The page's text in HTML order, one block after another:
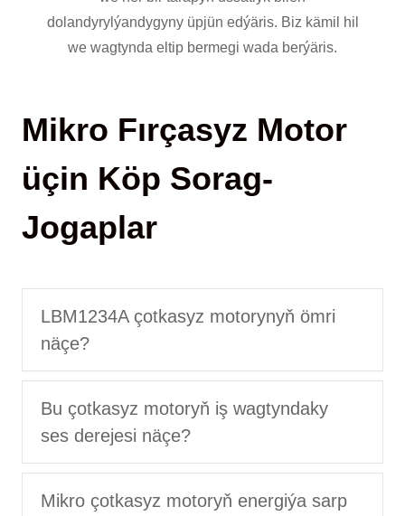
dolandyrylýandygyny üpjün edýäris. Biz kämil hil
we wagtynda eltip bermegi wada berýäris.
Mikro Fırçasyz Motor
üçin Köp Sorag-
Jogaplar
LBM1234A çotkasyz motorynyň ömri
näçe?
Bu çotkasyz motoryň iş wagtyndaky
ses derejesi näçe?
Mikro çotkasyz motoryň energiýa sarp